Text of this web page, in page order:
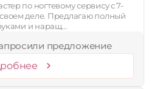
по ногтевому сервису с 7-
деле. Предлагаю полный
и наращ…
предложение